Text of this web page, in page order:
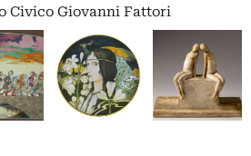
Civico Giovanni Fattori